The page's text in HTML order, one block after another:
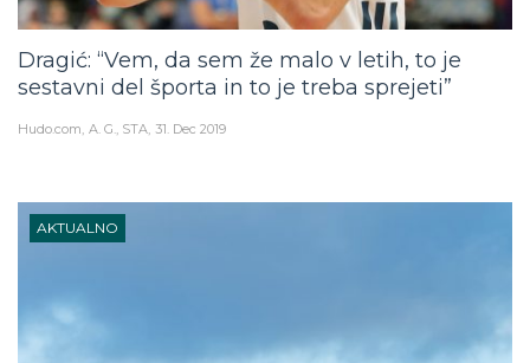
Dragić: “Vem, da sem že malo v letih, to je
sestavni del športa in to je treba sprejeti”
Hudo.com A. G., STA 31. Dec 2019
AKTUALNO